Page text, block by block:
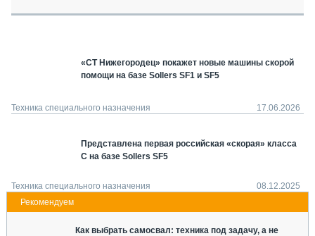
СТАТЬИ ПО КАТЕГОРИЯМ ТЕХНИКИ
«СТ Нижегородец» покажет новые машины скорой
помощи на базе Sollers SF1 и SF5
Техника специального назначения 17.06.2026
Представлена первая российская «скорая» класса
C на базе Sollers SF5
Техника специального назначения 08.12.2025
Как выбрать самосвал: техника под задачу, а не